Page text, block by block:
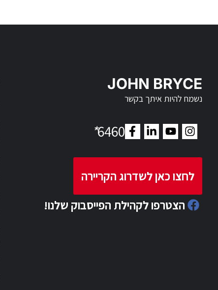
JOHN BRYCE
נשמח להיות איתך בקשר
6460
*
לחצו כאן לשדרוג הקריירה
הצטרפו לקהילת הפייסבוק שלנו!